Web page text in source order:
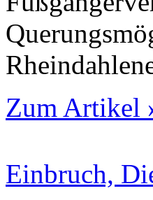
Zum Artikel
Einbruch,